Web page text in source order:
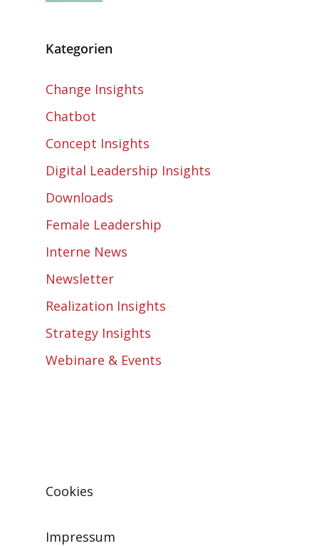
Kategorien
Change Insights
Chatbot
Concept Insights
Digital Leadership Insights
Downloads
Female Leadership
Interne News
Newsletter
Realization Insights
Strategy Insights
Webinare & Events
Cookies
Impressum